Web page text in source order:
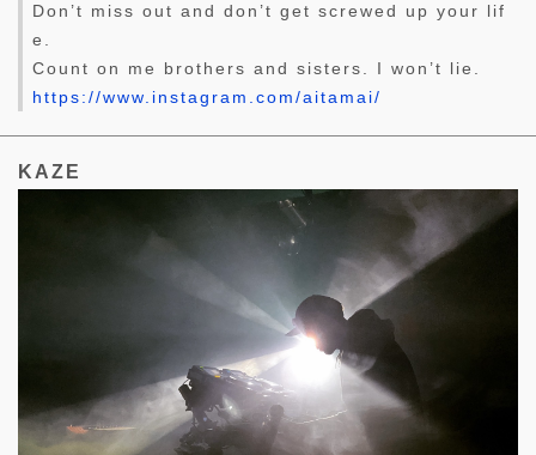
Don’t miss out and don’t get screwed up your lif
e.
Count on me brothers and sisters. I won’t lie.
https://www.instagram.com/aitamai/
KAZE